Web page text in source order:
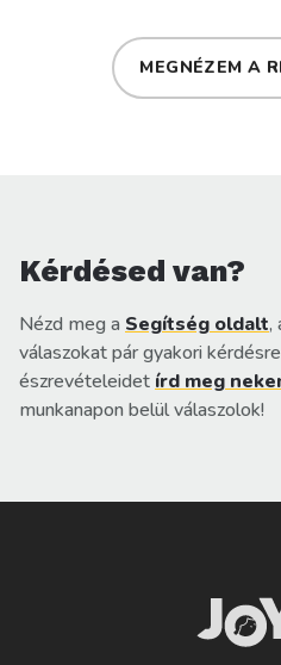
MEGNÉZEM A
Kérdésed van?
Nézd meg a Segítség oldalt,
válaszokat pár gyakori
észrevételeidet írd meg
munkanapon belül válaszolok!